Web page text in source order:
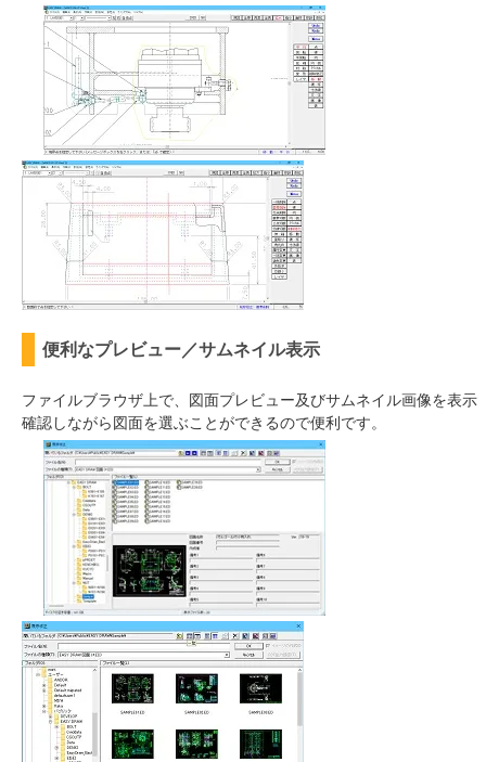
便利なプレビュー／サムネイル表示
ファイルブラウザ上で、図面プレビュー及びサムネイル画像を表示
確認しながら図面を選ぶことができるので便利です。